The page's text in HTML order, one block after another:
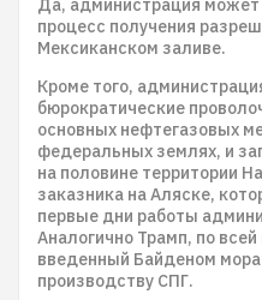
Да, администрация может
процесс получения
Мексиканском заливе.
Кроме того,
бюрократические
основных нефтегазовых
федеральных землях, и
на половине территории
заказника на Аляске,
первые дни работы
Аналогично Трамп, по
введенный Байденом
производству СПГ.